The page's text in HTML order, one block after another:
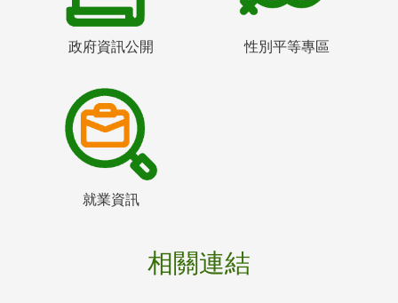
政府資訊公開 性別平等專區
就業資訊
相關連結